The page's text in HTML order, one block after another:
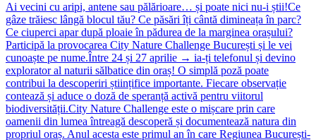
Ai vecini cu aripi, antene sau pălărioare… și poate nici nu-i știi!Ce
gâze trăiesc lângă blocul tău? Ce păsări îți cântă dimineața în parc?
Ce ciuperci apar după ploaie în pădurea de la marginea orașului?
Participă la provocarea City Nature Challenge București și le vei
cunoaște pe nume.Între 24 și 27 aprilie → ia-ți telefonul și devino
explorator al naturii sălbatice din oraș! O simplă poză poate
contribui la descoperiri științifice importante. Fiecare observație
contează și aduce o doză de speranță activă pentru viitorul
biodiversității.City Nature Challenge este o mișcare prin care
oamenii din lumea întreagă descoperă și documentează natura din
propriul oraș. Anul acesta este primul an în care Regiunea București-